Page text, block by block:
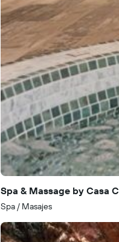
Spa & Massage by Casa
Spa / Masajes